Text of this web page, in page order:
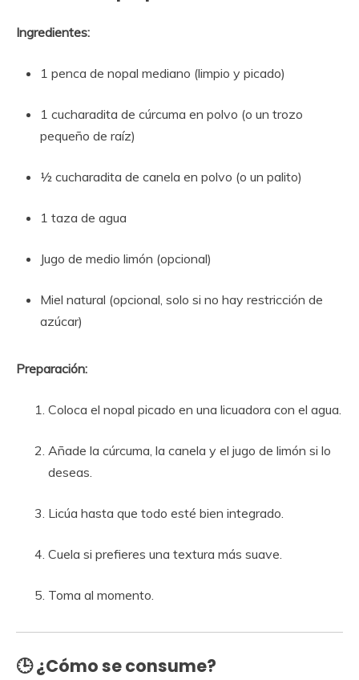
Ingredientes:
1 penca de nopal mediano (limpio y picado)
1 cucharadita de cúrcuma en polvo (o un trozo
pequeño de raíz)
½ cucharadita de canela en polvo (o un palito)
1 taza de agua
Jugo de medio limón (opcional)
Miel natural (opcional, solo si no hay restricción de
azúcar)
Preparación:
Coloca el nopal picado en una licuadora con el agua.
Añade la cúrcuma, la canela y el jugo de limón si lo
deseas.
Licúa hasta que todo esté bien integrado.
Cuela si prefieres una textura más suave.
Toma al momento.
🕒 ¿Cómo se consume?